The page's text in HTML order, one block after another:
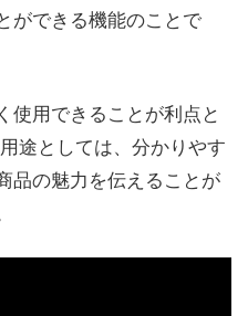
ができる機能のことで
使用できることが利点と
途としては、分かりやす
品の魅力を伝えることが